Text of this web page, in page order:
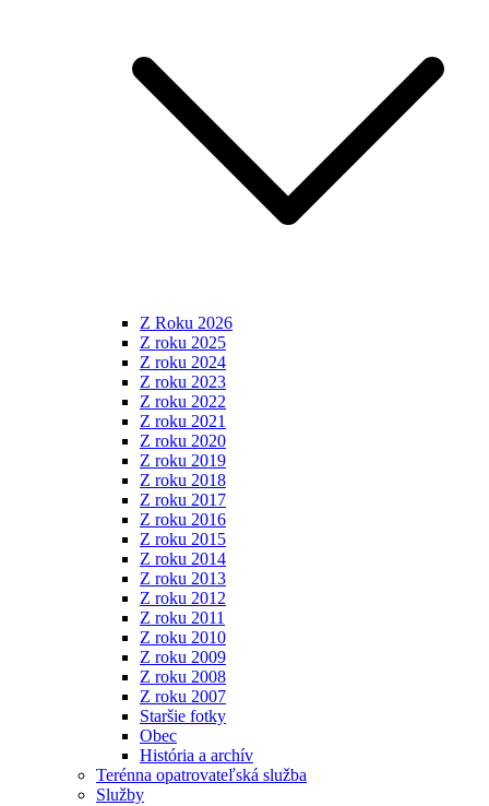
Z Roku 2026
Z roku 2025
Z roku 2024
Z roku 2023
Z roku 2022
Z roku 2021
Z roku 2020
Z roku 2019
Z roku 2018
Z roku 2017
Z roku 2016
Z roku 2015
Z roku 2014
Z roku 2013
Z roku 2012
Z roku 2011
Z roku 2010
Z roku 2009
Z roku 2008
Z roku 2007
Staršie fotky
Obec
História a archív
Terénna opatrovateľská služba
Služby